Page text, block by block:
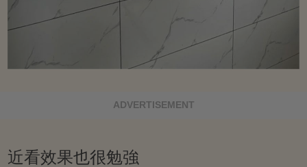
ADVERTISEMENT
近看效果也很勉強